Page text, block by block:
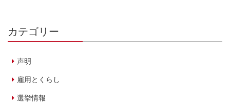
カテゴリー
声明
雇用とくらし
選挙情報